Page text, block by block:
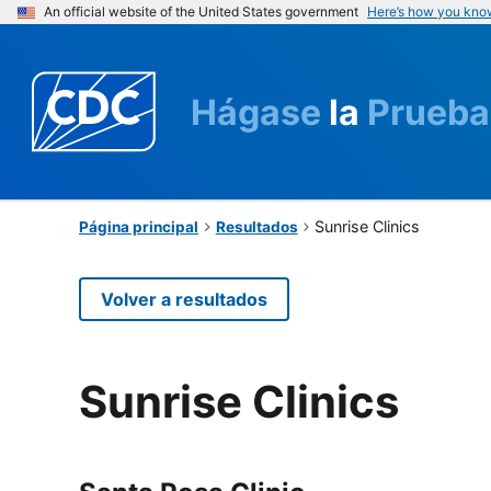
An official website of the United States government Here’s how you
Hágase la Prueba
Página principal Resultados Sunrise Clinics
Volver a resultados
Sunrise Clinics